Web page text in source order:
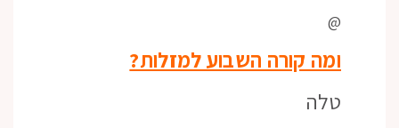
@
ומה קורה השבוע למזלות?
טלה